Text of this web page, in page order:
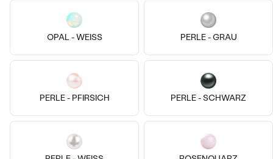
OPAL - WEISS PERLE - GRAU
PERLE - PFIRSICH PERLE - SCHWARZ
14 Karat Weißgold, Zirkon 18k 18k 18k
18 Karat Gelbgold, Perle
Dione